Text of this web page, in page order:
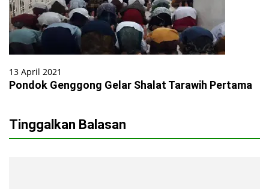
13 April 2021
Pondok Genggong Gelar Shalat Tarawih Pertama
Tinggalkan Balasan